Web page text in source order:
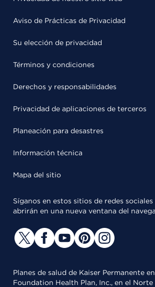
Aviso de Prácticas de Privacidad
Su elección de privacidad
Términos y condiciones
Derechos y responsabilidades
Privacidad de aplicaciones de terceros
Planeación para desastres
Información técnica
Mapa del sitio
Síganos en estos sitios de redes
abrirán en una nueva ventana del
Planes de salud de Kaiser Permanente
Foundation Health Plan, Inc., en el Norte